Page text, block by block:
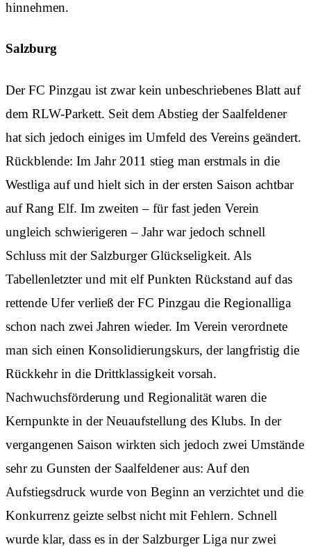
hinnehmen.
Salzburg
Der FC Pinzgau ist zwar kein unbeschriebenes Blatt auf
dem RLW-Parkett. Seit dem Abstieg der Saalfeldener
hat sich jedoch einiges im Umfeld des Vereins geändert.
Rückblende: Im Jahr 2011 stieg man erstmals in die
Westliga auf und hielt sich in der ersten Saison achtbar
auf Rang Elf. Im zweiten – für fast jeden Verein
ungleich schwierigeren – Jahr war jedoch schnell
Schluss mit der Salzburger Glückseligkeit. Als
Tabellenletzter und mit elf Punkten Rückstand auf das
rettende Ufer verließ der FC Pinzgau die Regionalliga
schon nach zwei Jahren wieder. Im Verein verordnete
man sich einen Konsolidierungskurs, der langfristig die
Rückkehr in die Drittklassigkeit vorsah.
Nachwuchsförderung und Regionalität waren die
Kernpunkte in der Neuaufstellung des Klubs. In der
vergangenen Saison wirkten sich jedoch zwei Umstände
sehr zu Gunsten der Saalfeldener aus: Auf den
Aufstiegsdruck wurde von Beginn an verzichtet und die
Konkurrenz geizte selbst nicht mit Fehlern. Schnell
wurde klar, dass es in der Salzburger Liga nur zwei